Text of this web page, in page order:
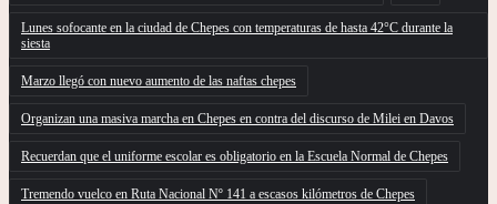
Lunes sofocante en la ciudad de Chepes con temperaturas de hasta 42°C durante la
siesta
Marzo llegó con nuevo aumento de las naftas chepes
Organizan una masiva marcha en Chepes en contra del discurso de Milei en Davos
Recuerdan que el uniforme escolar es obligatorio en la Escuela Normal de Chepes
Tremendo vuelco en Ruta Nacional Nº 141 a escasos kilómetros de Chepes